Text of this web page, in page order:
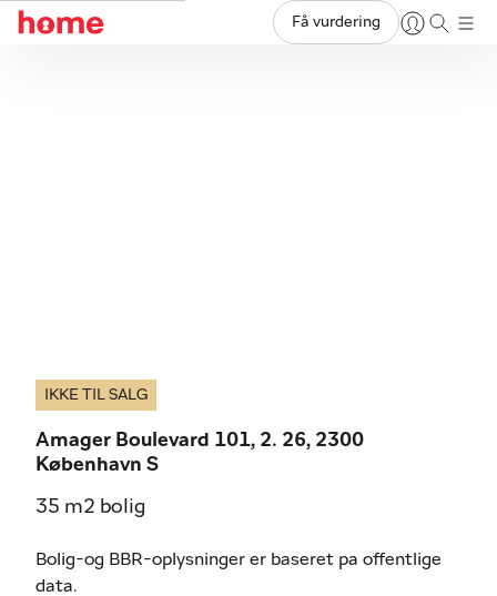
Få vurdering
IKKE TIL SALG
Amager Boulevard 101, 2. 26, 2300
København S
35 m2 bolig
Bolig-og BBR-oplysninger er baseret pa offentlige
data.